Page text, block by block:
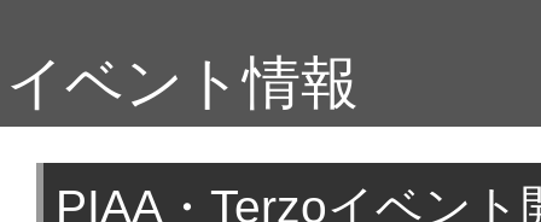
イベント情報
PIAA・Terzoイベン